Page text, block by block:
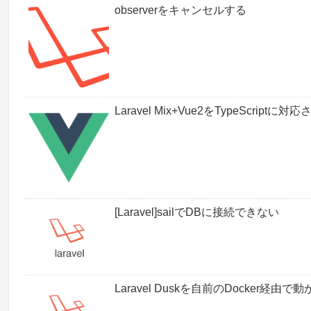
observerをキャンセルする
Laravel Mix+Vue2をTypeScriptに対応
[Laravel]sailでDBに接続できない
Laravel Duskを自前のDocker経由で動